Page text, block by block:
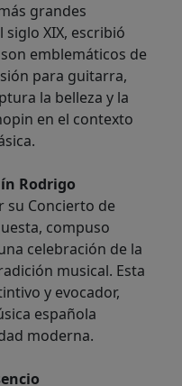
grandes
XIX, escribió
emblemáticos de
para guitarra,
la belleza y la
en el contexto
Rodrigo
su Concierto de
compuso
celebración de la
musical. Esta
y evocador,
española
moderna.